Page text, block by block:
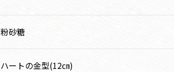
粉砂糖
ハートの金型(12㎝)